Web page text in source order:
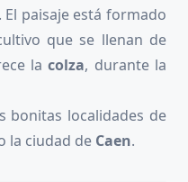
paisaje está formado
que se llenan de
lacolza, durante la
bonitas localidades de
la ciudad de Caen.